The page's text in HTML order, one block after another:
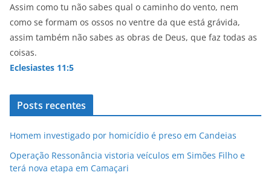
Assim como tu não sabes qual o caminho do vento, nem
como se formam os ossos no ventre da que está grávida,
assim também não sabes as obras de Deus, que faz todas as
coisas.
Eclesiastes 11:5
Posts recentes
Homem investigado por homicídio é preso em Candeias
Operação Ressonância vistoria veículos em Simões Filho e
terá nova etapa em Camaçari